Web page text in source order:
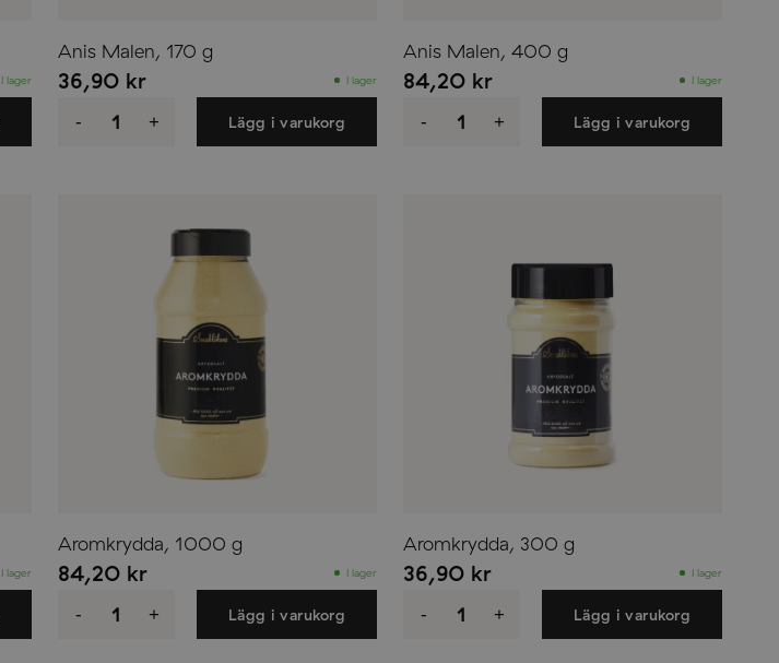
I lager
Anis Malen, 170 g
36,90 kr I lager
-
Malen,
170
+ Lägg i varukorg
Anis Malen, 400 g
84,20 kr I lager
-
Malen,
400
+ Lägg i varukorg
I lager
Aromkrydda, 1000 g
84,20 kr I lager
-
1000
+ Lägg i varukorg
Aromkrydda, 300 g
36,90 kr I lager
-
300
+ Lägg i varukorg